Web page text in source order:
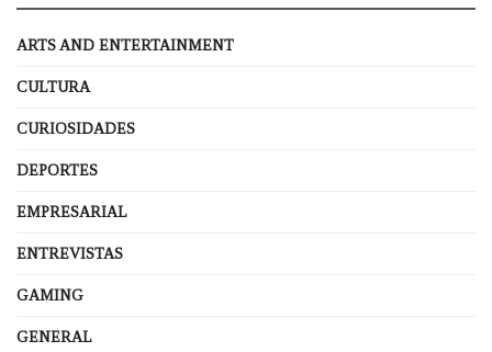
ARTS AND ENTERTAINMENT
CULTURA
CURIOSIDADES
DEPORTES
EMPRESARIAL
ENTREVISTAS
GAMING
GENERAL